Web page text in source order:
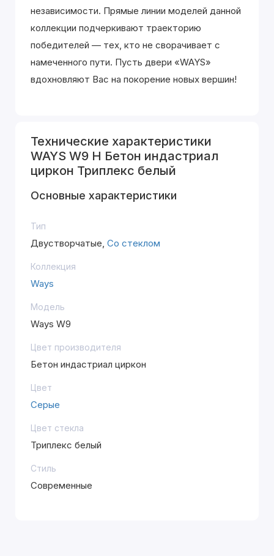
независимости. Прямые линии моделей данной
коллекции подчеркивают траекторию
победителей — тех, кто не сворачивает с
намеченного пути. Пусть двери «WAYS»
вдохновляют Вас на покорение новых вершин!
Технические характеристики
WAYS W9 H Бетон индастриал
циркон Триплекс белый
Основные характеристики
Тип
Двустворчатые, Со стеклом
Коллекция
Ways
Модель
Ways W9
Цвет производителя
Бетон индастриал циркон
Цвет
Серые
Цвет стекла
Триплекс белый
Стиль
Современные